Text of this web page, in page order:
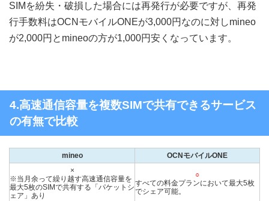
SIMを紛失・破損した場合には再発行が必要ですが、再発
行手数料はOCNモバイルONEが3,000円なのに対しmineo
が2,000円とmineoの方が1,000円安くなっています。
4.高速通信容量を複数SIMで共有できるサービス
の有無で比較
mineo
OCNモバイルONE
×
※当月余って繰り越す高速通信容量を
最大5枚のSIMで共有する「パケットシ
ェア」あり
○
すべての料金プランにおいて最大5枚
でシェア可能。